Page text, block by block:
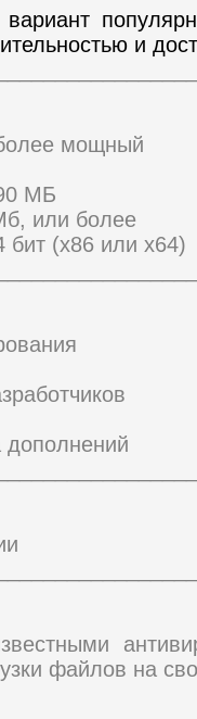
и
мощный
МБ
или более
бит (x86 или x64)
дополнений
файлов на